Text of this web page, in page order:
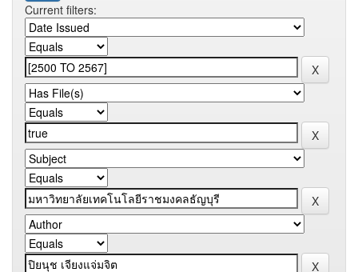
Current filters: